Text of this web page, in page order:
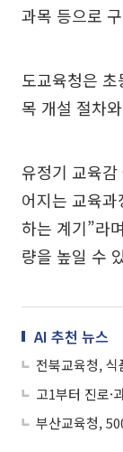
과목 등으로
도교육청은
목 개설 절차
유정기 교육
어지는 교육
하는 계기”라
량을 높일 수
AI 추천 뉴스
전북교육청,